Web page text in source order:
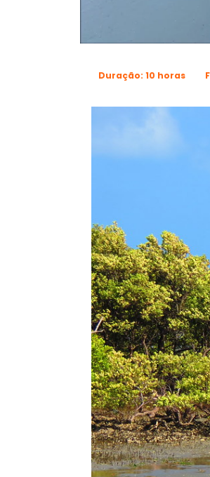
Duração: 10 horas